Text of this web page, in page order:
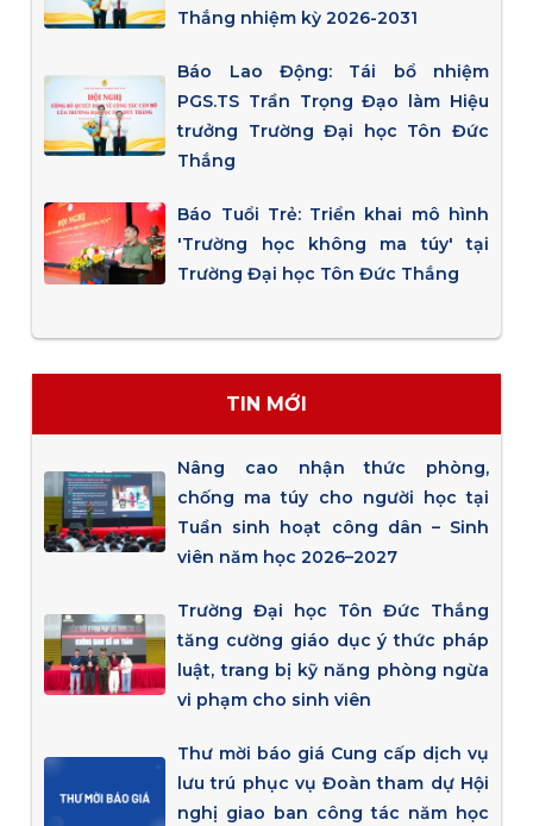
Thắng nhiệm kỳ 2026-2031
Báo Lao Động: Tái bổ nhiệm
PGS.TS Trần Trọng Đạo làm Hiệu
trưởng Trường Đại học Tôn Đức
Thắng
Báo Tuổi Trẻ: Triển khai mô hình
'Trường học không ma túy' tại
Trường Đại học Tôn Đức Thắng
TIN MỚI
Nâng cao nhận thức phòng,
chống ma túy cho người học tại
Tuần sinh hoạt công dân – Sinh
viên năm học 2026–2027
Trường Đại học Tôn Đức Thắng
tăng cường giáo dục ý thức pháp
luật, trang bị kỹ năng phòng ngừa
vi phạm cho sinh viên
Thư mời báo giá Cung cấp dịch vụ
lưu trú phục vụ Đoàn tham dự Hội
nghị giao ban công tác năm học